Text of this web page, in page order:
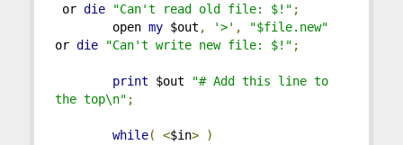
or die "Can't read old file: $!" ;
open my $out , '>' ,
"$file.new"
or die "Can't write new file: $!" ;
print $out
"# Add this line to
the top\n" ;
while( <$in>
)